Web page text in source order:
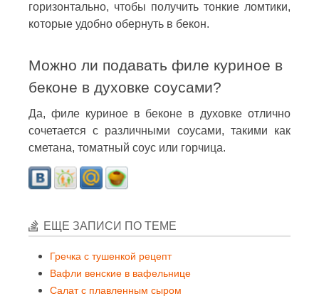
горизонтально, чтобы получить тонкие ломтики,
которые удобно обернуть в бекон.
Можно ли подавать филе куриное в
беконе в духовке соусами?
Да, филе куриное в беконе в духовке отлично
сочетается с различными соусами, такими как
сметана, томатный соус или горчица.
ЕЩЕ ЗАПИСИ ПО ТЕМЕ
Гречка с тушенкой рецепт
Вафли венские в вафельнице
Салат с плавленным сыром